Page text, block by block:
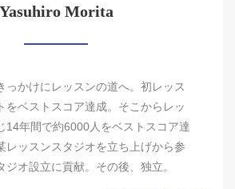
Yasuhiro Morita
にレッスンの道へ。初レッス
をベストスコア達成。そこからレッ
14年間で約6000人をベストスコア達
レッスンスタジオを立ち上げから参
ジオ設立に貢献。その後、独立。